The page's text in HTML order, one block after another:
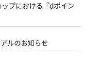
プにおける『dポイン
ルのお知らせ